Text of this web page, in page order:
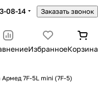
08-14 Заказать звонок
ИзбранноеКорзина
Армед 7F-5L mini (7F-5)